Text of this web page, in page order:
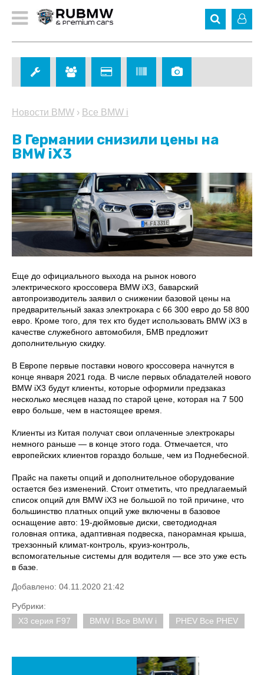
Новости BMW › Все BMW i
В Германии снизили цены на
BMW iX3
Еще до официального выхода на рынок нового
электрического кроссовера BMW iX3, баварский
автопроизводитель заявил о снижении базовой цены на
предварительный заказ электрокара с 66 300 евро до 58 800
евро. Кроме того, для тех кто будет использовать BMW iX3 в
качестве служебного автомобиля, БМВ предложит
дополнительную скидку.
В Европе первые поставки нового кроссовера начнутся в
конце января 2021 года. В числе первых обладателей нового
BMW iX3 будут клиенты, которые оформили предзаказ
несколько месяцев назад по старой цене, которая на 7 500
евро больше, чем в настоящее время.
Клиенты из Китая получат свои оплаченные электрокары
немного раньше — в конце этого года. Отмечается, что
европейских клиентов гораздо больше, чем из Поднебесной.
Прайс на пакеты опций и дополнительное оборудование
остается без изменений. Стоит отметить, что предлагаемый
список опций для BMW iX3 не большой по той причине, что
большинство платных опций уже включены в базовое
оснащение авто: 19-дюймовые диски, светодиодная
головная оптика, адаптивная подвеска, панорамная крыша,
трехзонный климат-контроль, круиз-контроль,
вспомогательные системы для водителя — все это уже есть
в базе.
Добавлено: 04.11.2020 21:42
Рубрики:
X3 серия F97
BMW i Все BMW i PHEV Все PHEV